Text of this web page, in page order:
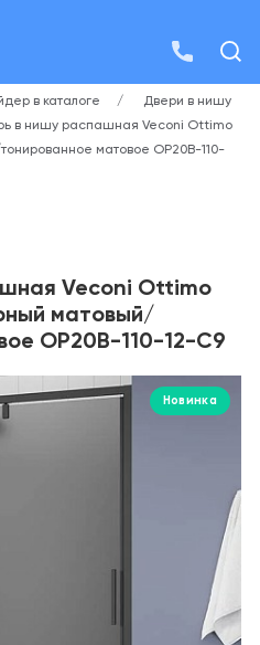
в каталоге
Двери в нишу
в нишу распашная Veconi Ottimo
матовое OP20B-110-
Veconi Ottimo
матовый/
OP20B-110-12-C9
Новинка